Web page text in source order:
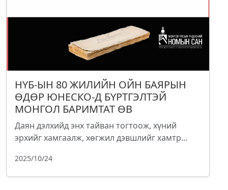
НҮБ-ЫН 80 ЖИЛИЙН ОЙН БАЯРЫН
ӨДӨР ЮНЕСКО-Д БҮРТГЭЛТЭЙ
МОНГОЛ БАРИМТАТ ӨВ
Даян дэлхийд энх тайван тогтоож, хүний
эрхийг хамгаалж, хөгжил дэвшлийг хамтр...
2025/10/24